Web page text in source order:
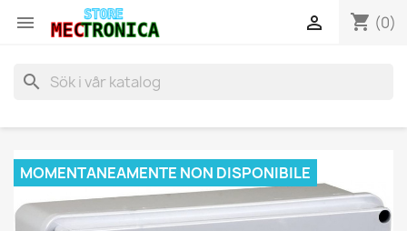
 shopping_cart (0)

search
MOMENTANEAMENTE NON DISPONIBILE